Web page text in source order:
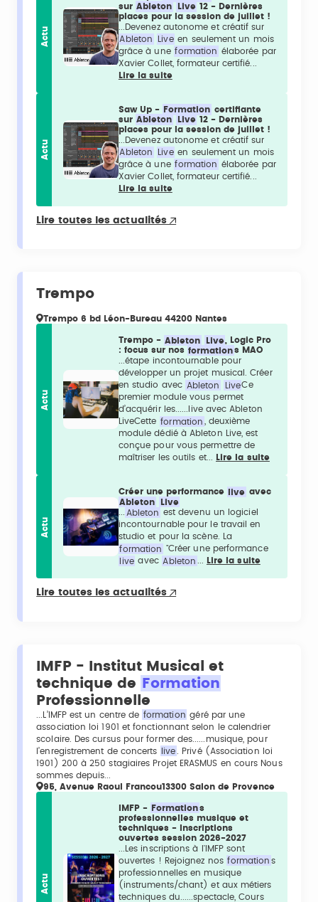
Actu
sur Ableton Live 12 - Dernières
places pour la session de juillet !
...Devenez autonome et créatif sur
Ableton
Live en seulement un mois
grâce à une formation élaborée par
Xavier Collet, formateur certifié...
Lire la suite
Actu
Saw Up - Formation certifiante
sur Ableton Live 12 - Dernières
places pour la session de juillet !
...Devenez autonome et créatif sur
Ableton
Live en seulement un mois
grâce à une formation élaborée par
Xavier Collet, formateur certifié...
Lire la suite
Lire toutes les actualités
Trempo
Trempo 6 bd Léon-Bureau 44200 Nantes
Actu
Trempo - Ableton Live
, Logic Pro
: focus sur nos formations MAO
...étape incontournable pour
développer un projet musical. Créer
en studio avec Ableton LiveCe
premier module vous permet
d’acquérir les......live avec Ableton
LiveCette formation
, deuxième
module dédié à Ableton Live, est
conçue pour vous permettre de
maîtriser les outils et...
Lire la suite
Actu
Créer une performance live avec
Ableton
Live
Ableton est devenu un logiciel
incontournable pour le travail en
studio et pour la scène. La
formation "Créer une performance
live avec Ableton Lire la suite
Lire toutes les actualités
IMFP - Institut Musical et
technique de
Formation
Professionnelle
...L’IMFP est un centre de formation géré par une
association loi 1901 et fonctionnant selon le calendrier
scolaire. Des cursus pour former des......musique, pour
l’enregistrement de concerts
live
. Privé (Association loi
1901) 200 à 250 stagiaires Projet ERASMUS en cours Nous
sommes depuis...
95, Avenue Raoul Francou13300 Salon de Provence
Actu
IMFP - Formations
professionnelles musique et
techniques - Inscriptions
ouvertes session 2026-2027
...Les inscriptions à l'IMFP sont
ouvertes ! Rejoignez nos formation s
professionnelles en musique
(instruments/chant) et aux métiers
techniques du......spectacle, Cours